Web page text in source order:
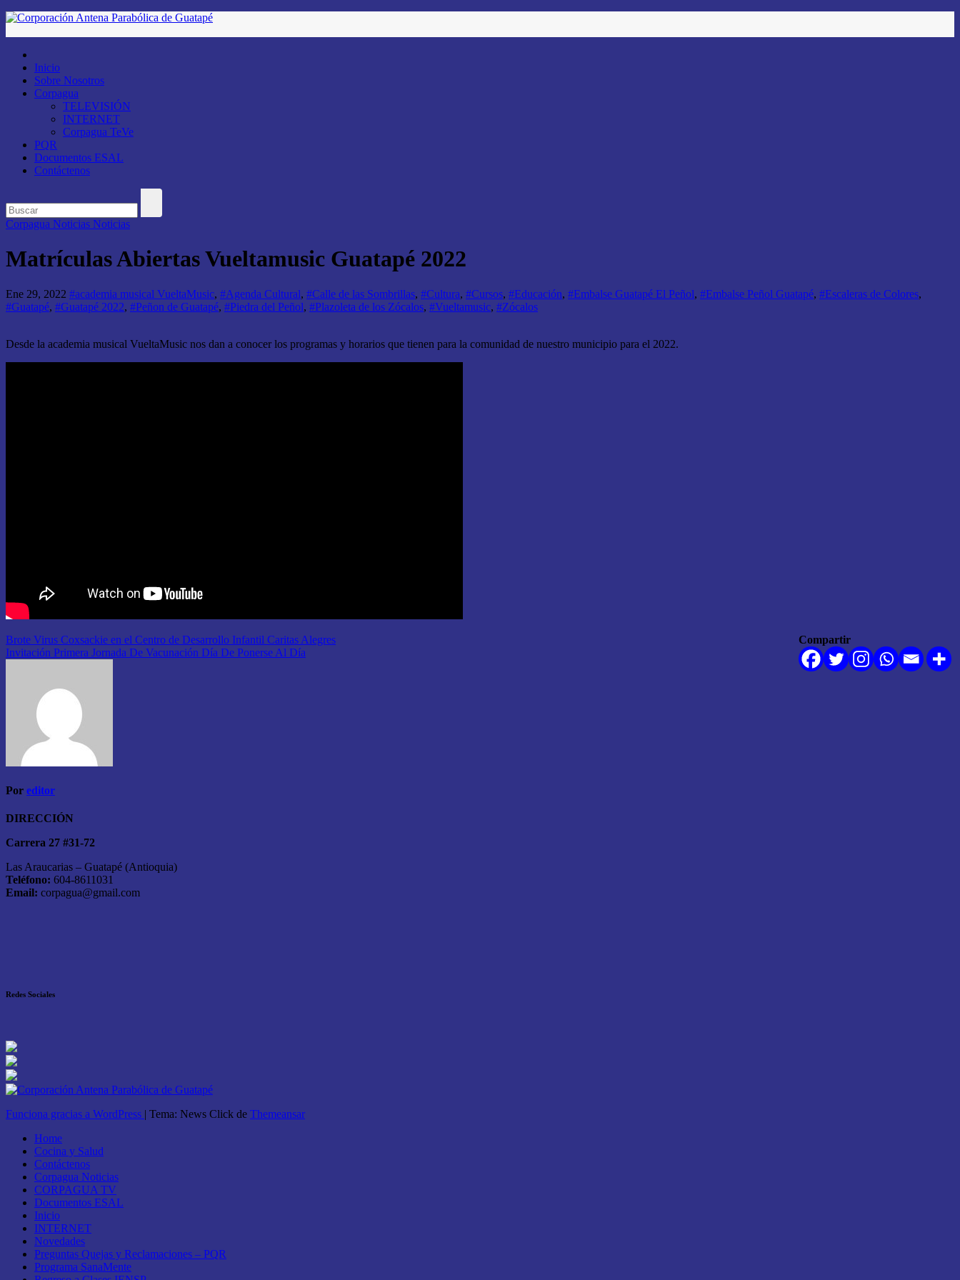
Saltar
Inicio
Sobre Nosotros
Corpagua
TELEVISIÓN
INTERNET
Corpagua TeVe
PQR
Documentos ESAL
Contáctenos
Corpagua Noticias Noticias
Matrículas Abiertas Vueltamusic Guatapé 2022
Ene 29, 2022 #academia musical VueltaMusic, #Agenda Cultural, #Calle de las Sombrillas, #Cultura, #Cursos, #Educación, #Embalse Guatapé El Peñol, #Embalse Peñol Guatapé, #Escaleras de Colores,
#Guatapé, #Guatapé 2022, #Peñon de Guatapé, #Piedra del Peñol, #Plazoleta de los Zócalos, #Vueltamusic, #Zócalos
Desde la academia musical VueltaMusic nos dan a conocer los programas y horarios que tienen para la comunidad de nuestro municipio para el 2022.
Compartir
Navegación
de
Brote Virus Coxsackie en el Centro de Desarrollo Infantil Caritas Alegres
Invitación Primera Jornada De Vacunación Día De Ponerse Al Día
Por editor
DIRECCIÓN
Carrera 27 #31-72
Las Araucarias – Guatapé (Antioquia)
Teléfono: 604-8611031
Email: corpagua@gmail.com
Redes Sociales
Funciona gracias a WordPress | Tema: News Click de Themeansar
Home
Cocina y Salud
Contáctenos
Corpagua Noticias
CORPAGUA TV
Documentos ESAL
Inicio
INTERNET
Novedades
Preguntas Quejas y Reclamaciones – PQR
Programa SanaMente